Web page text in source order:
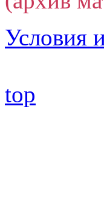
Условия
top